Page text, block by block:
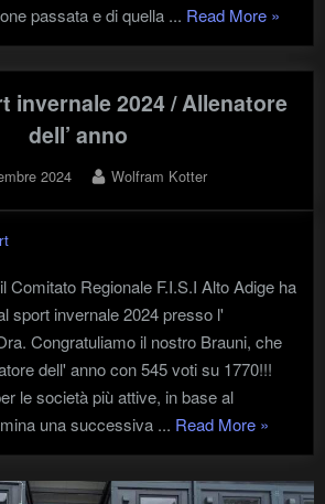
passata e di quella ... Read More
e
»
invernale 2024 / Allenatore
dell’ anno
2024 By
Wolfram Kotter
Comitato Regionale F.I.S.I Alto Adige ha
sport invernale 2024 presso l'
Congratuliamo il nostro Brauni, che
dell' anno con 545 voti su 1770!!!
le società più attive, in base al
una successiva ... Read More"Festival
sport
invernale
»